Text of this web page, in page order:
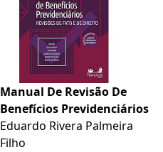
Manual De Revisão De
Benefícios Previdenciários
Eduardo Rivera Palmeira
Filho